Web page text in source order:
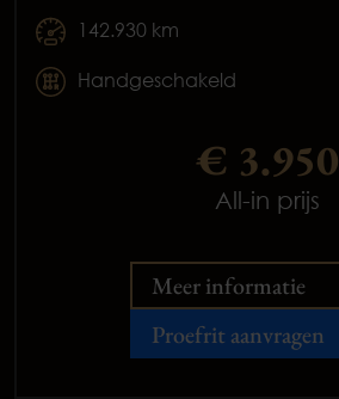
142.930 km
Handgeschakeld
€ 3.950
All-in prijs
Meer informatie
Proefrit aanvragen